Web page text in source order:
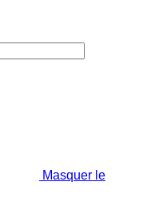
Masquer le